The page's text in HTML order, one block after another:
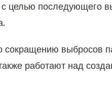
целью последующего
выбросов
работают над